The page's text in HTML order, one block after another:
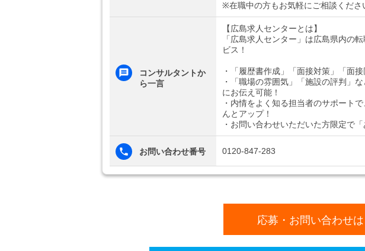
※在職中の方もお気軽にご相談くださ
コンサルタントか
ら一言
【広島求人センターとは】
「広島求人センター」は広島県内の
ビス！
・「履歴書作成」「面接対策」「面
・「職場の雰囲気」「施設の評判」
にお伝え可能！
・内情をよく知る担当者のサポート
んとアップ！
・お問い合わせいただいた方限定で
お問い合わせ番号 0120-847-283
応募・お問い合わせ